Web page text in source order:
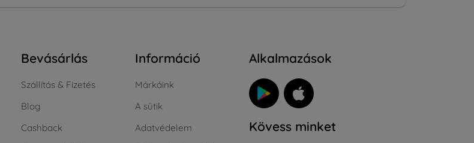
Bevásárlás
Szállítás & Fizetés
Blog
Cashback
Információ
Márkáink
A sütik
Adatvédelem
Alkalmazások
Kövess minket